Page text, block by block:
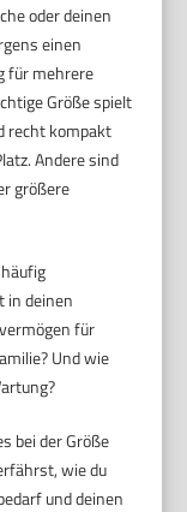
oder deinen
einen
für mehrere
Größe spielt
recht kompakt
Andere sind
größere
in deinen
für
Und wie
bei der Größe
wie du
und deinen